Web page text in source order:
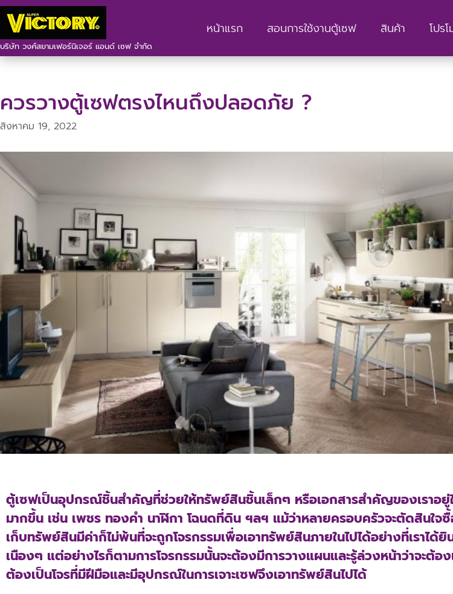
บริษัท วงศ์สยามเฟอร์นิเจอร์ แอนด์ เซฟ จำกัด
หน้าแรก สอนการใช้งานตู้เซฟ สินค้า โปร
ควรวางตู้เซฟตรงไหนถึงปลอดภัย ?
สิงหาคม 19, 2022
ตู้เซฟเป็นอุปกรณ์ชิ้นสำคัญที่ช่วยให้ทรัพย์สินชิ้นเล็กๆ หรือเอกสารสำคัญของเราอ
มากขึ้น เช่น เพชร ทองคำ นาฬิกา โฉนดที่ดิน ฯลฯ แม้ว่าหลายครอบครัวจะตัดสินใจ
เก็บทรัพย์สินมีค่าก็ไม่พ้นที่จะถูกโจรกรรมเพื่อเอาทรัพย์สินภายในไปได้อย่างที่เราได้
เนืองๆ แต่อย่างไรก็ตามการโจรกรรมนั้นจะต้องมีการวางแผนและรู้ล่วงหน้าว่าจะต้อ
ต้องเป็นโจรที่มีฝีมือและมีอุปกรณ์ในการเจาะเซฟจึงเอาทรัพย์สินไปได้